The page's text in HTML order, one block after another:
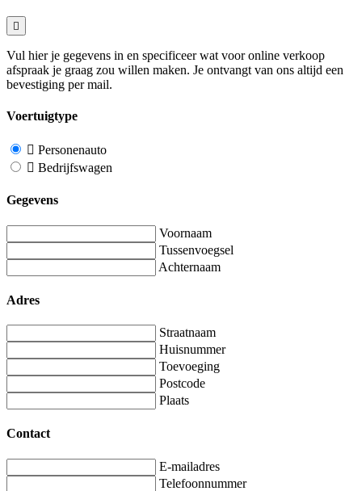
Vul hier je gegevens in en specificeer wat voor online verkoop
afspraak je graag zou willen maken. Je ontvangt van ons altijd een
bevestiging per mail.
Voertuigtype
Personenauto
Bedrijfswagen
Gegevens
Voornaam
Tussenvoegsel
Achternaam
Adres
Straatnaam
Huisnummer
Toevoeging
Postcode
Plaats
Contact
E-mailadres
Telefoonnummer